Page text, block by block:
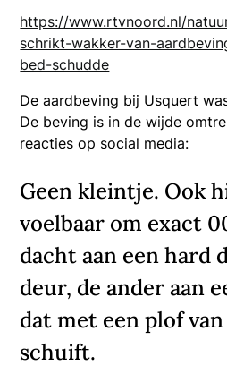
https://www.rtvnoord.nl/
schrikt-wakker-van-
bed-schudde
De aardbeving bij Usquert
De beving is in de wijde
reacties op social media:
Geen kleintje. Ook
voelbaar om exact
dacht aan een hard
deur, de ander aan
dat met een plof
schuift.